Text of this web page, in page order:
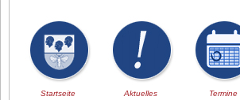
Startseite Aktuelles Termine